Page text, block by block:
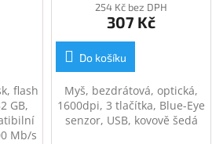
flash
GB,
Mb/s
254 Kč bez DPH
307 Kč
Do košíku
Myš, bezdrátová, optická,
1600dpi, 3 tlačítka, Blue-Eye
senzor, USB, kovově šedá